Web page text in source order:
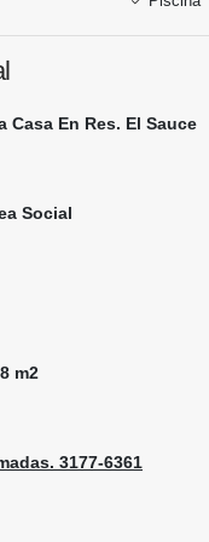
Casa En Res. El Sauce
Social
m2
3177-6361